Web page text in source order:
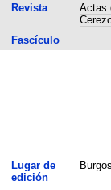
Revista
Actas
Fascículo
Lugar de
edición
Burgos